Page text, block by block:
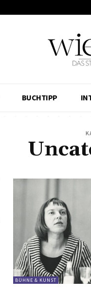
BUCHTIPP
BÜHNE & KUNST